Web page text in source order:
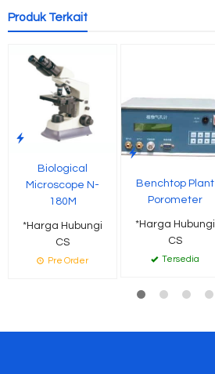
Produk Terkait
Biological
Microscope N-
180M
*Harga Hubungi
CS
Pre Order
Benchtop Plant
Porometer
*Harga Hubungi
CS
Tersedia